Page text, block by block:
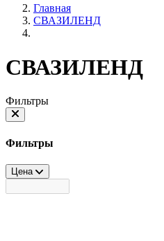
Главная
СВАЗИЛЕНД
СВАЗИЛЕНД
Фильтры
Фильтры
Цена